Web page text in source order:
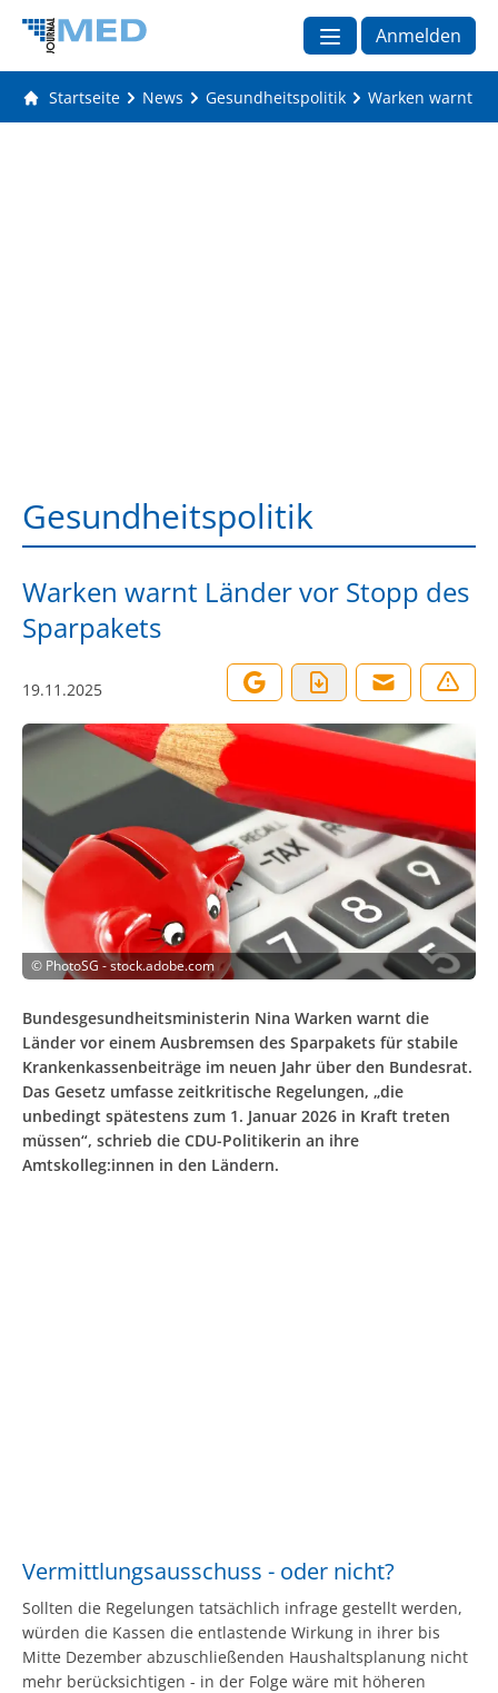
Anmelden
Startseite News Gesundheitspolitik Warken warnt
Gesundheitspolitik
Warken warnt Länder vor Stopp des
Sparpakets
19.11.2025
© PhotoSG - stock.adobe.com
Bundesgesundheitsministerin Nina Warken warnt die
Länder vor einem Ausbremsen des Sparpakets für stabile
Krankenkassenbeiträge im neuen Jahr über den Bundesrat.
Das Gesetz umfasse zeitkritische Regelungen, „die
unbedingt spätestens zum 1. Januar 2026 in Kraft treten
müssen“, schrieb die CDU-Politikerin an ihre
Amtskolleg:innen in den Ländern.
Vermittlungsausschuss - oder nicht?
Sollten die Regelungen tatsächlich infrage gestellt werden,
würden die Kassen die entlastende Wirkung in ihrer bis
Mitte Dezember abzuschließenden Haushaltsplanung nicht
mehr berücksichtigen - in der Folge wäre mit höheren